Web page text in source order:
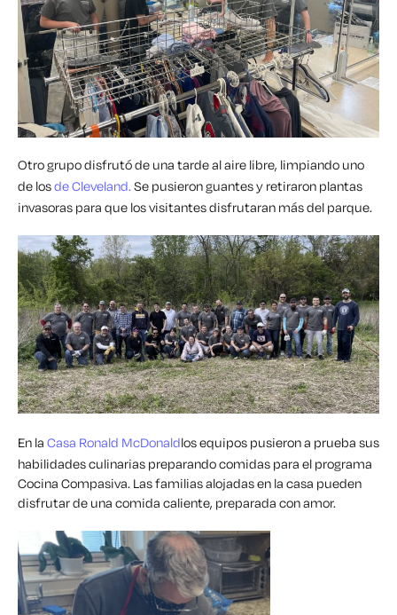
Otro grupo disfrutó de una tarde al aire libre, limpiando uno
de losde Cleveland.Se pusieron guantes y retiraron plantas
invasoras para que los visitantes disfrutaran más del parque.
En la Casa Ronald McDonaldlos equipos pusieron a prueba sus
habilidades culinarias preparando comidas para el programa
Cocina Compasiva. Las familias alojadas en la casa pueden
disfrutar de una comida caliente, preparada con amor.